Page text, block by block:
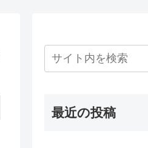
最近の投稿